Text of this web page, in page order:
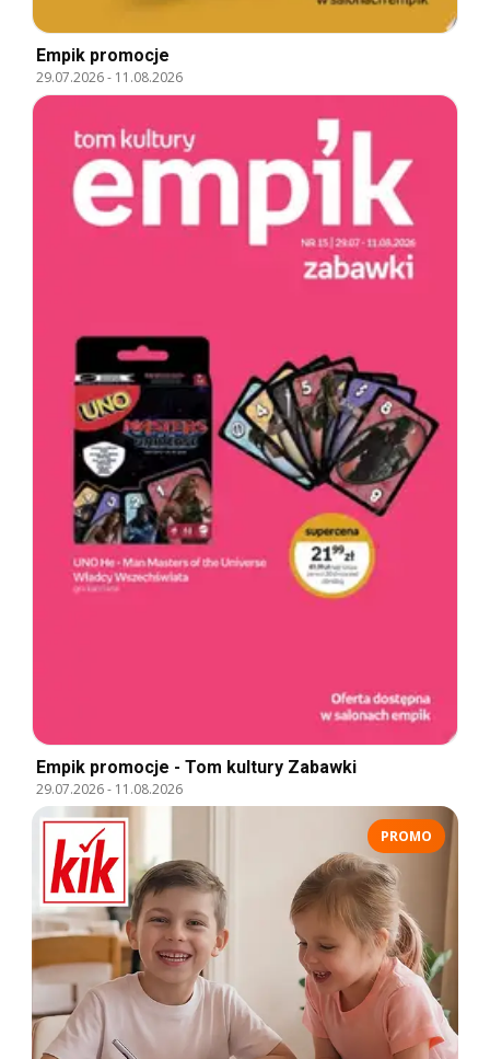
Empik promocje
29.07.2026- 11.08.2026
Empik promocje - Tom kultury Zabawki
29.07.2026- 11.08.2026
PROMO